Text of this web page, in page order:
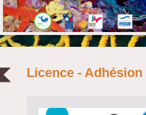
Licence -